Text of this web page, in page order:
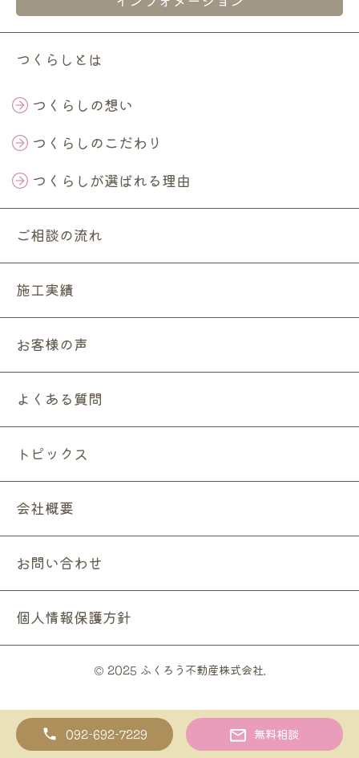
つくらしとは
つくらしの想い
つくらしのこだわり
つくらしが選ばれる理由
ご相談の流れ
施工実績
お客様の声
よくある質問
トピックス
会社概要
お問い合わせ
個人情報保護方針
© 2025 ふくろう不動産株式会社.
092-692-7229 無料相談